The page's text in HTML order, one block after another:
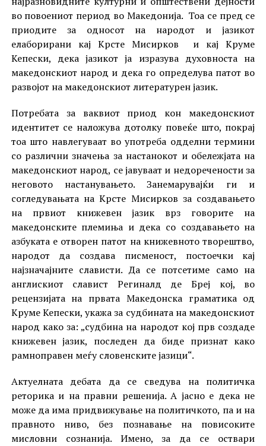
во повоениот период во Македонија. Тоа се пред се
приодите за односот на народот и јазикот
елаборирани кај Крсте Мисирков и кај Круме
Кепески, дека јазикот ја изразува духовноста на
македонскиот народ и дека го определува патот во
развојот на македонскиот литературен јазик.
Потребата за ваквиот приод кон македонскиот
идентитет се наложува дотолку повеќе што, покрај
тоа што навлегуваат во употреба одделни термини
со различни значења за настанокот и обележјата на
македонскиот народ, се јавуваат и недоречености за
неговото настанувањето. Занемарувајќи ги и
согледувањата на Крсте Мисирков за создавањето
на првиот книжевен јазик врз говорите на
македонските племиња и дека со создавањето на
азбуката е отворен патот на книжевното творештво,
народот да создава писменост, постоечки кај
најзначајните слависти. Да се потсетиме само на
англискиот славист Региналд де Бреј кој, во
рецензијата на првата Македонска граматика од
Круме Кепески, укажа за судбината на македонскиот
народ како за: „судбина на народот кој прв создаде
книжевен јазик, последен да биде признат како
рамноправен меѓу словенските јазици“.
Актуелната дебата да се сведува на политичка
реторика и на правни решенија. А јасно е дека не
може да има придвижување на политичкото, па и на
правното ниво, без познавање на повисоките
мисловни сознанија. Имено, за да се оствари